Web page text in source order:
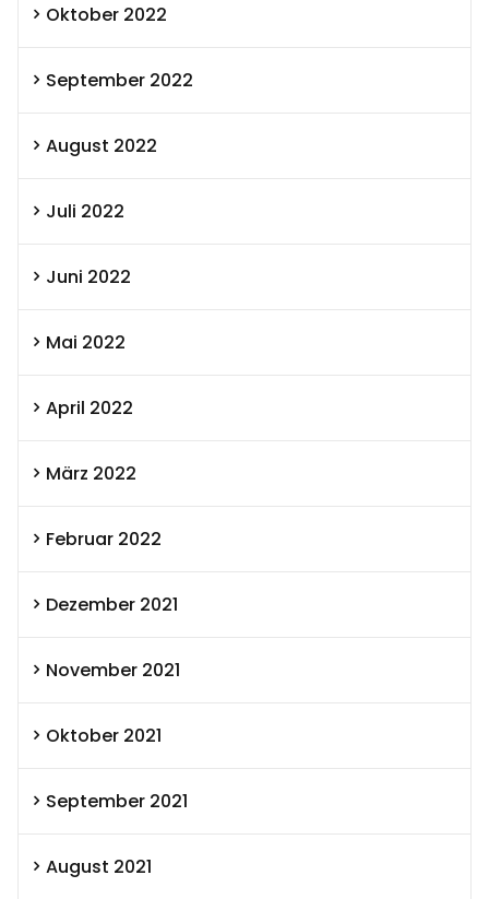
Oktober 2022
September 2022
August 2022
Juli 2022
Juni 2022
Mai 2022
April 2022
März 2022
Februar 2022
Dezember 2021
November 2021
Oktober 2021
September 2021
August 2021